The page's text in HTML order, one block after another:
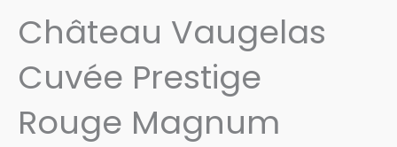
Château Vaugelas
Cuvée Prestige
Rouge Magnum